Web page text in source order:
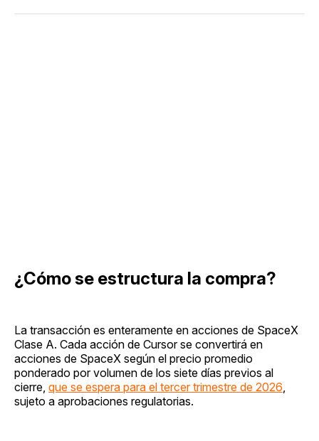
¿Cómo se estructura la compra?
La transacción es enteramente en acciones de SpaceX
Clase A. Cada acción de Cursor se convertirá en
acciones de SpaceX según el precio promedio
ponderado por volumen de los siete días previos al
cierre, que se espera para el tercer trimestre de 2026
sujeto a aprobaciones regulatorias.